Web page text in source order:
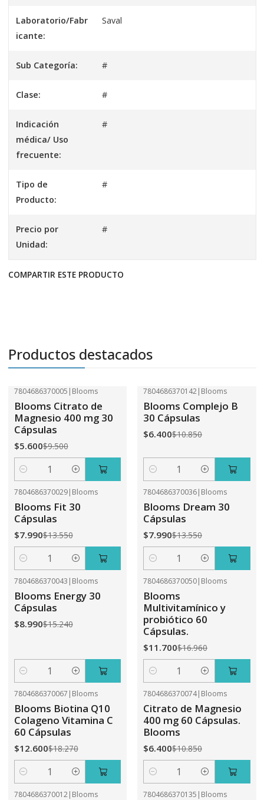
Laboratorio/Fabr
icante:
Saval
Sub Categoría: #
Clase: #
Indicación
médica/ Uso
frecuente:
#
Tipo de
Producto:
#
Precio por
Unidad:
#
COMPARTIR ESTE PRODUCTO
Productos destacados
7804686370005 | Blooms
Blooms Citrato de
Magnesio 400 mg 30
Cápsulas
$5.600$9.500
Cantidad
7804686370142| Blooms
Blooms Complejo B
30 Cápsulas
$6.400$10.850
Cantidad
7804686370029| Blooms
Blooms Fit 30
Cápsulas
$7.990$13.550
Cantidad
7804686370036| Blooms
Blooms Dream 30
Cápsulas
$7.990$13.550
Cantidad
7804686370043 | Blooms
Blooms Energy 30
Cápsulas
$8.990$15.240
Cantidad
7804686370050| Blooms
Blooms
Multivitamínico y
probiótico 60
Cápsulas.
$11.700$16.960
Cantidad
7804686370067 | Blooms
Blooms Biotina Q10
Colageno Vitamina C
60 Cápsulas
$12.600$18.270
Cantidad
7804686370074| Blooms
Citrato de Magnesio
400 mg 60 Cápsulas.
Blooms
$6.400$10.850
Cantidad
7804686370012| Blooms 7804686370135 | Blooms